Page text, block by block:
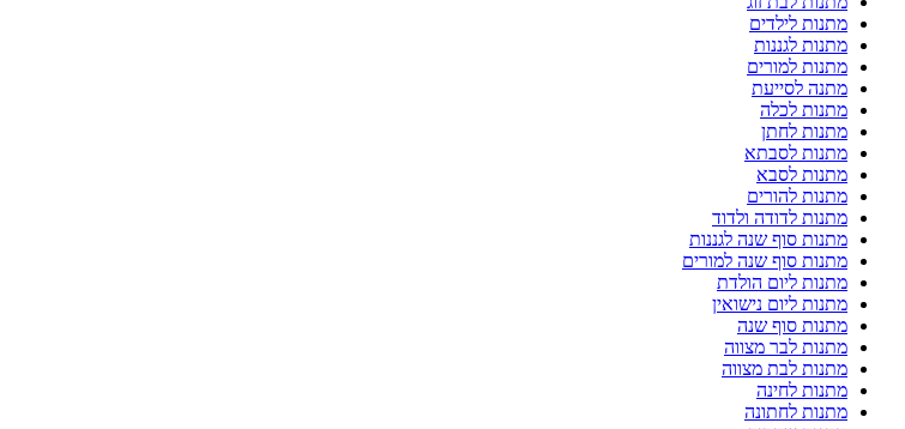
מתנות לילדים
מתנות לגננות
מתנות למורים
מתנה לסייעת
מתנות לכלה
מתנות לחתן
מתנות לסבתא
מתנות לסבא
מתנות להורים
מתנות לדודה ולדוד
מתנות סוף שנה לגננות
מתנות סוף שנה למורים
מתנות ליום הולדת
מתנות ליום נישואין
מתנות סוף שנה
מתנות לבר מצווה
מתנות לבת מצווה
מתנות לחינה
מתנות לחתונה